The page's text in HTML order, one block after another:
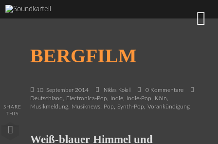
BERGFILM
10. September 2014 Niklas Kolell
0 Kommentare
Deutschland , Electronica-Pop, Indie, Indie-Pop, Köln,
Musikmeldung, Musiknews, Pop, Synth-Pop, Vorankündigung
SHARE
THIS
Weiß-blauer Himmel und